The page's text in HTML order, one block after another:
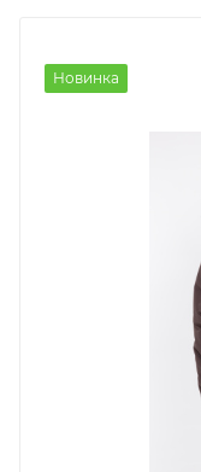
Новинка